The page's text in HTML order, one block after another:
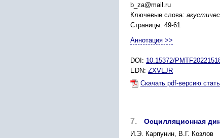
b_za@mail.ru
Ключевые слова:
Страницы: 49-61
Аннотация >>
DOI: 10.15372/
EDN: ZXVLJR
Скачать pdf-версию
7. Осцилляционная
И.Э. Карпунин, В.Г. Козлов